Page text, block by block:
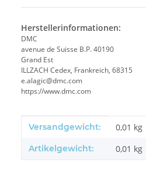
Herstellerinformationen:
DMC
avenue de Suisse B.P. 40190
Grand Est
ILLZACH Cedex, Frankreich, 68315
e.alagic@dmc.com
https://www.dmc.com
Produkteigenschaft
Wert
Versandgewicht: 0,01 kg
Artikelgewicht: 0,01 kg